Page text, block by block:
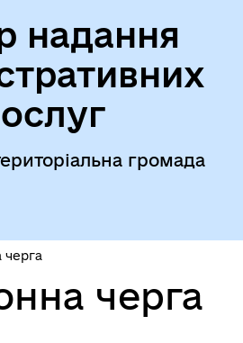
надання
громада
черга
черга